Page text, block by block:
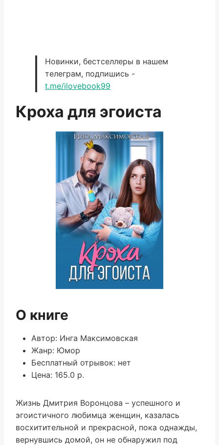
Новинки, бестселлеры в нашем
телеграм, подпишись -
t.me/ilovebook99
Кроха для эгоиста
О книге
Автор: Инга Максимовская
Жанр: Юмор
Бесплатный отрывок: нет
Цена: 165.0 р.
Жизнь Дмитрия Воронцова – успешного и
эгоистичного любимца женщин, казалась
восхитительной и прекрасной, пока однажды,
вернувшись домой, он не обнаружил под